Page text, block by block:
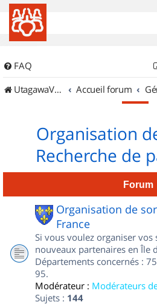
FAQ
UtagawaVTT (Randos VTT et VTTAE avec traces GPS)
Accueil forum
Organisation
Recherche de
Forum
Organisation de
France
Si vous voulez organiser
nouveaux partenaires en Île
Départements concernés :
95.
Modérateur : Modérateurs
Sujets : 144